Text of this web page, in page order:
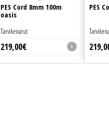
PES Cord 8mm 100m
oasis
219,00€
Tarvikenarut
PES
219,